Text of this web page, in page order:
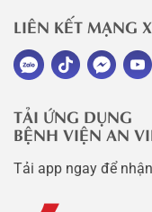
LIÊN KẾT MẠNG
TẢI ỨNG DỤNG
BỆNH VIỆN AN
Tải app ngay để